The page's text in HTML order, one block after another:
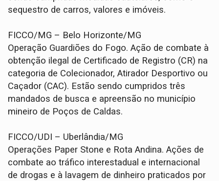
sequestro de carros, valores e imóveis.
FICCO/MG – Belo Horizonte/MG
Operação Guardiões do Fogo. Ação de combate à
obtenção ilegal de Certificado de Registro (CR) na
categoria de Colecionador, Atirador Desportivo ou
Caçador (CAC). Estão sendo cumpridos três
mandados de busca e apreensão no município
mineiro de Poços de Caldas.
FICCO/UDI – Uberlândia/MG
Operações Paper Stone e Rota Andina. Ações de
combate ao tráfico interestadual e internacional
de drogas e à lavagem de dinheiro praticados por